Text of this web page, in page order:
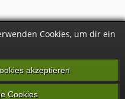
Cookies, um dir ein
akzeptieren
Cookies